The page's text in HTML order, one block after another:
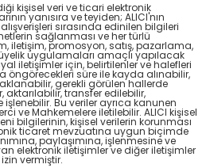
kişisel veri ve ticari elektronik
yanısıra ve teyiden; ALICI'nın
alışverişleri sırasında edinilen bilgileri
sağlanması ve her türlü
iletişim, promosyon, satış, pazarlama,
uygulamaları amaçlı yapılacak
iletişimler için, belirtilenler ve halefleri
öngörecekleri süre ile kayda alınabilir,
gerekli görülen hallerde
aktarılabilir, transfer edilebilir,
Bu veriler ayrıca kanunen
ve Mahkemelere iletilebilir. ALICI kişisel
bilgilerinin, kişisel verilerin korunması
ticaret mevzuatına uygun biçimde
paylaşımına, işlenmesine ve
elektronik iletişimler ve diğer iletişimler
vermiştir.